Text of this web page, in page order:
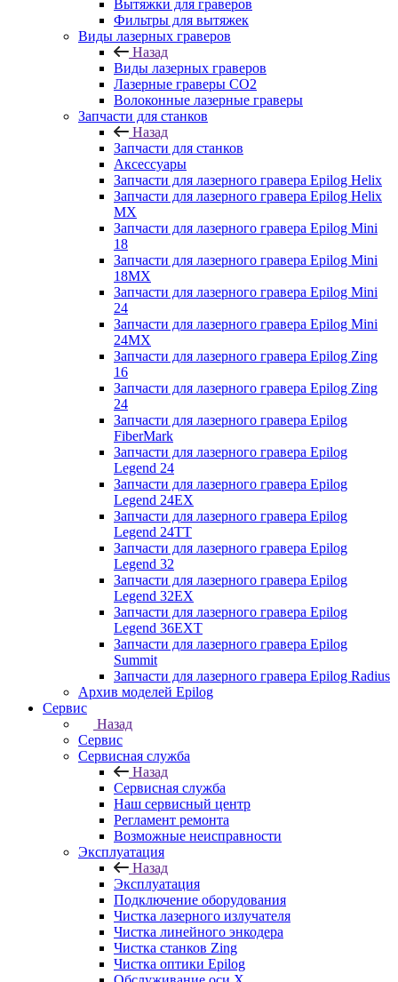
Вытяжки для граверов
Фильтры для вытяжек
Виды лазерных граверов
Назад
Виды лазерных граверов
Лазерные граверы СО2
Волоконные лазерные граверы
Запчасти для станков
Назад
Запчасти для станков
Аксессуары
Запчасти для лазерного гравера Epilog Helix
Запчасти для лазерного гравера Epilog Helix
MX
Запчасти для лазерного гравера Epilog Mini
18
Запчасти для лазерного гравера Epilog Mini
18MX
Запчасти для лазерного гравера Epilog Mini
24
Запчасти для лазерного гравера Epilog Mini
24MX
Запчасти для лазерного гравера Epilog Zing
16
Запчасти для лазерного гравера Epilog Zing
24
Запчасти для лазерного гравера Epilog
FiberMark
Запчасти для лазерного гравера Epilog
Legend 24
Запчасти для лазерного гравера Epilog
Legend 24EX
Запчасти для лазерного гравера Epilog
Legend 24TT
Запчасти для лазерного гравера Epilog
Legend 32
Запчасти для лазерного гравера Epilog
Legend 32EX
Запчасти для лазерного гравера Epilog
Legend 36EXT
Запчасти для лазерного гравера Epilog
Summit
Запчасти для лазерного гравера Epilog Radius
Архив моделей Epilog
Сервис
Назад
Сервис
Сервисная служба
Назад
Сервисная служба
Наш сервисный центр
Регламент ремонта
Возможные неисправности
Эксплуатация
Назад
Эксплуатация
Подключение оборудования
Чистка лазерного излучателя
Чистка линейного энкодера
Чистка станков Zing
Чистка оптики Epilog